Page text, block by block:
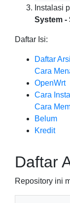
Instalasi
System -
Daftar Isi:
Daftar
Cara
OpenWrt
Cara
Cara
Belum
Kredit
Daftar
Repository ini